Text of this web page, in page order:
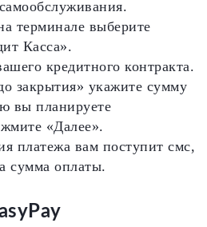
терминале выберите
Касса».
кредитного контракта.
закрытия» укажите сумму
вы планируете
«Далее».
платежа вам поступит смс,
сумма оплаты.